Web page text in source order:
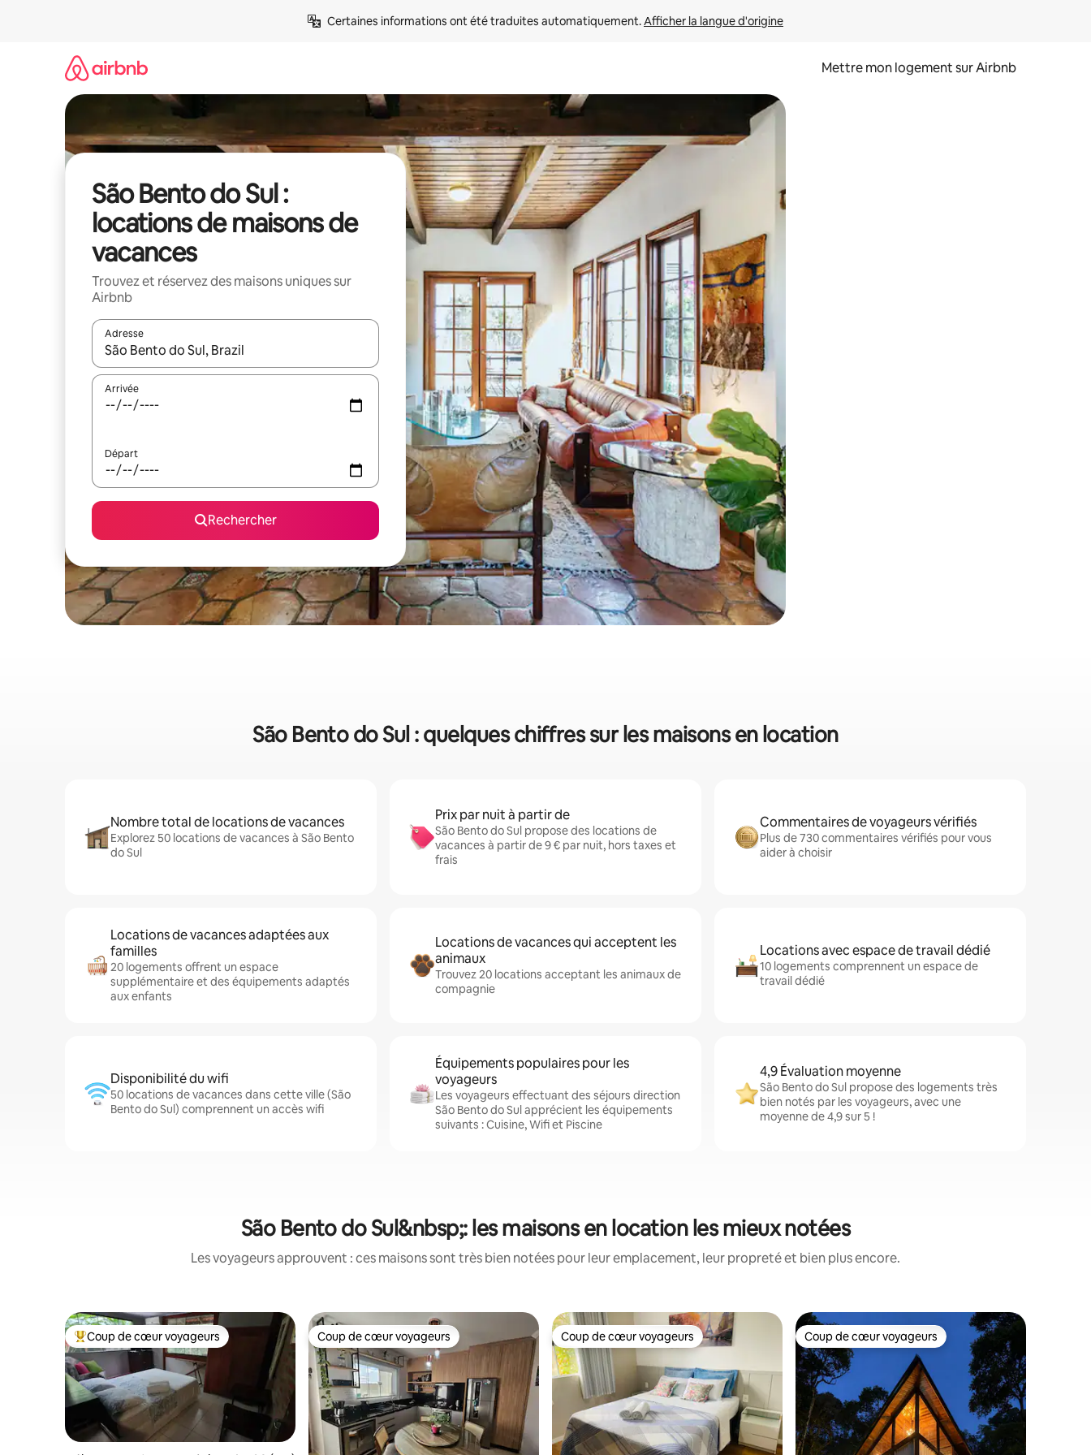
Certaines informations ont été traduites automatiquement. Afficher la langue d'origine
Mettre mon logement sur Airbnb
São Bento do Sul :
locations de maisons de
vacances
Trouvez et réservez des maisons uniques sur
Airbnb
Adresse
Lorsque les résultats s'affichent, utilisez les flèches vers le haut et vers le bas pour les parcourir ou en appuyant et en faisant glisser.
Arrivée
Départ
Rechercher
São Bento do Sul : quelques chiffres sur les maisons en location
Nombre total de locations de vacances
Explorez 50 locations de vacances à São Bento
do Sul
Prix par nuit à partir de
São Bento do Sul propose des locations de
vacances à partir de 9 € par nuit, hors taxes et
frais
Commentaires de voyageurs vérifiés
Plus de 730 commentaires vérifiés pour vous
aider à choisir
Locations de vacances adaptées aux
familles
20 logements offrent un espace
supplémentaire et des équipements adaptés
aux enfants
Locations de vacances qui acceptent les
animaux
Trouvez 20 locations acceptant les animaux de
compagnie
Locations avec espace de travail dédié
10 logements comprennent un espace de
travail dédié
Disponibilité du wifi
50 locations de vacances dans cette ville (São
Bento do Sul) comprennent un accès wifi
Équipements populaires pour les
voyageurs
Les voyageurs effectuant des séjours direction
São Bento do Sul apprécient les équipements
suivants : Cuisine, Wifi et Piscine
4,9 Évaluation moyenne
São Bento do Sul propose des logements très
bien notés par les voyageurs, avec une
moyenne de 4,9 sur 5 !
São Bento do Sul&nbsp;: les maisons en location les mieux notées
Les voyageurs approuvent : ces maisons sont très bien notées pour leur emplacement, leur propreté et bien plus encore.
Coups de cœur voyageurs les plus appréciés
Coup de cœur voyageurs Coup de cœur voyageurs
Coup de cœur voyageurs Coup de cœur voyageurs
Coup de cœur voyageurs Coup de cœur voyageurs
Coup de cœur voyageurs